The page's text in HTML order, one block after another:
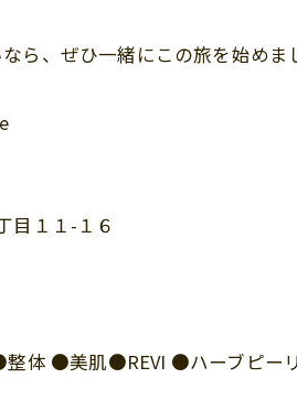
ら、ぜひ一緒にこの旅を始めま
目１１-１６
体 ●美肌●REVI ●ハーブピー